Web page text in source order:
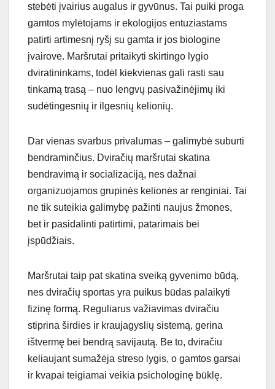
stebėti įvairius augalus ir gyvūnus. Tai puiki proga
gamtos mylėtojams ir ekologijos entuziastams
patirti artimesnį ryšį su gamta ir jos biologine
įvairove. Maršrutai pritaikyti skirtingo lygio
dviratininkams, todėl kiekvienas gali rasti sau
tinkamą trasą – nuo lengvų pasivažinėjimų iki
sudėtingesnių ir ilgesnių kelionių.
Dar vienas svarbus privalumas – galimybė suburti
bendraminčius. Dviračių maršrutai skatina
bendravimą ir socializaciją, nes dažnai
organizuojamos grupinės kelionės ar renginiai. Tai
ne tik suteikia galimybę pažinti naujus žmones,
bet ir pasidalinti patirtimi, patarimais bei
įspūdžiais.
Maršrutai taip pat skatina sveiką gyvenimo būdą,
nes dviračių sportas yra puikus būdas palaikyti
fizinę formą. Reguliarus važiavimas dviračiu
stiprina širdies ir kraujagyslių sistemą, gerina
ištvermę bei bendrą savijautą. Be to, dviračiu
keliaujant sumažėja streso lygis, o gamtos garsai
ir kvapai teigiamai veikia psichologinę būklę.